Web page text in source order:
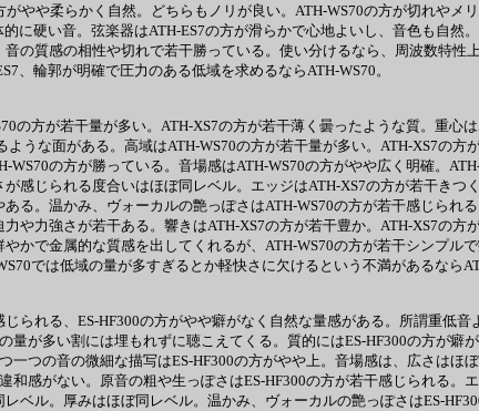
やや柔らかく自然。どちらもノリが良い。ATH-WS70の方が切れや
に硬い音。弦楽器はATH-ES7の方が滑らかで心地よいし、音色も自然
の質感の相性や切れで若干勝っている。使い分けるなら、周波数特性
、輪郭が明確で圧力のある低域を求めるならATH-WS70。
の方が若干量が多い。ATH-XS7の方が若干薄く曇ったような質。重心
うな面がある。高域はATH-WS70の方が若干量が多い。ATH-XS7の
の方が勝っている。音場感はATH-WS70の方がやや広く明確。
感じられる度合いはほぼ同レベル。エッジはATH-XS7の方が若干き
る。温かみ、ヴォーカルの艶っぽさはATH-WS70の方が若干感じられ
や力強さが若干ある。響きはATH-XS7の方が若干豊か。ATH-XS7の
かで金属的な質感を出してくれるが、ATH-WS70の方が若干シンプル
では低域の量が多すぎるとか軽快さに欠けるという不満があるなら
られる、ES-HF300の方がやや癖がなく自然な量感がある。所謂重低
が多い割には埋もれずに聴こえてくる。質的にはES-HF300の方が癖
つの音の微細な描写はES-HF300の方がやや上。音場感は、広さはほ
感がない。原音の粗や生っぽさはES-HF300の方が若干感じられる
ベル。厚みはほぼ同レベル。温かみ、ヴォーカルの艶っぽさはES-